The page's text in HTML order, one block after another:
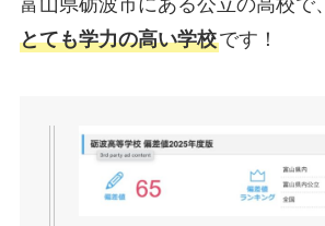
とても学力の高い学校です！